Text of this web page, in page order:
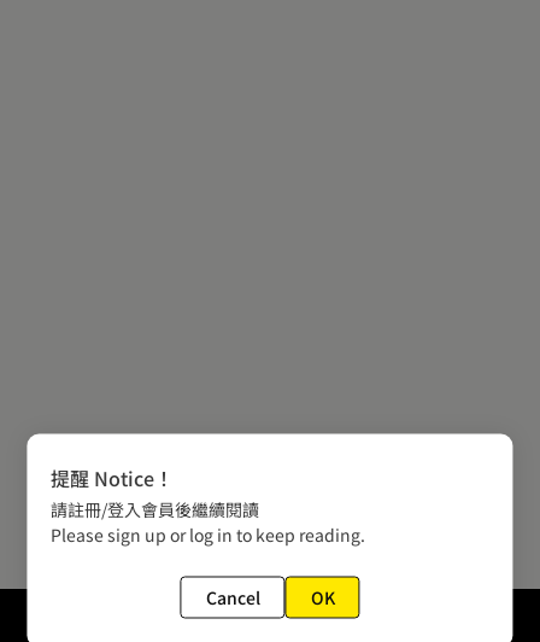
提醒 Notice！
請註冊/登入會員後繼續閱讀
Please sign up or log in to keep reading.
Cancel OK